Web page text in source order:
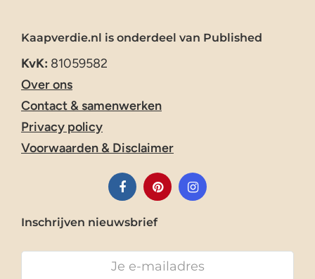
Kaapverdie.nl is onderdeel van Published
KvK: 81059582
Over ons
Contact & samenwerken
Privacy policy
Voorwaarden & Disclaimer
Inschrijven nieuwsbrief